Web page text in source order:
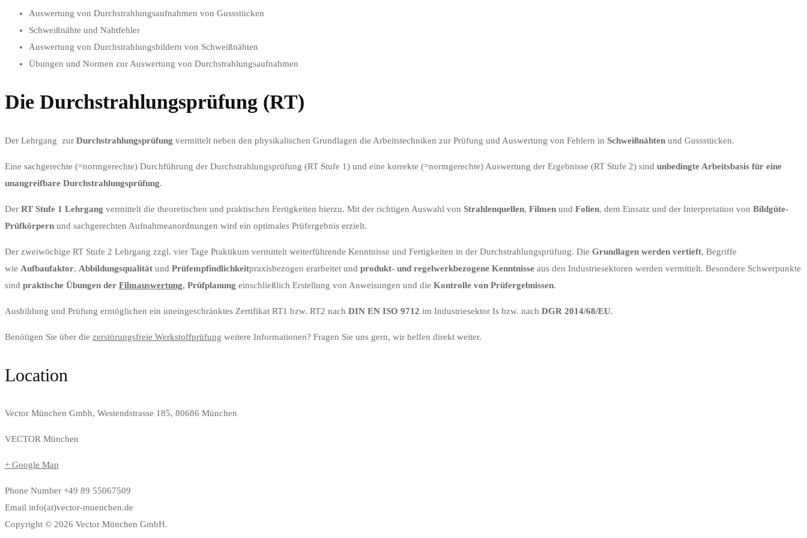
Auswertung von Durchstrahlungsaufnahmen von Gussstücken
Schweißnähte und Nahtfehler
Auswertung von Durchstrahlungsbildern von Schweißnähten
Übungen und Normen zur Auswertung von Durchstrahlungsaufnahmen
Die Durchstrahlungsprüfung (RT)
Der Lehrgang zur Durchstrahlungsprüfung vermittelt neben den physikalischen Grundlagen die Arbeitstechniken zur Prüfung und Auswertung von Fehlern in Schweißnähten und Gussstücken.
Eine sachgerechte (=normgerechte) Durchführung der Durchstrahlungsprüfung (RT Stufe 1) und eine korrekte (=normgerechte) Auswertung der Ergebnisse (RT Stufe 2) sind unbedingte Arbeitsbasis für eine
unangreifbare Durchstrahlungsprüfung.
Der RT Stufe 1 Lehrgang vermittelt die theoretischen und praktischen Fertigkeiten hierzu. Mit der richtigen Auswahl von Strahlenquellen, Filmen und Folien, dem Einsatz und der Interpretation von Bildgüte-
Prüfkörpern und sachgerechten Aufnahmeanordnungen wird ein optimales Prüfergebnis erzielt.
Der zweiwöchige RT Stufe 2 Lehrgang zzgl. vier Tage Praktikum vermittelt weiterführende Kenntnisse und Fertigkeiten in der Durchstrahlungsprüfung. Die Grundlagen werden vertieft, Begriffe
wie Aufbaufaktor, Abbildungsqualität und Prüfempfindlichkeitpraxisbezogen erarbeitet und produkt- und regelwerkbezogene Kenntnisse aus den Industriesektoren werden vermittelt. Besondere Schwerpunkte
sind praktische Übungen der Filmauswertung, Prüfplanung einschließlich Erstellung von Anweisungen und die Kontrolle von Prüfergebnissen.
Ausbildung und Prüfung ermöglichen ein uneingeschränktes Zertifikat RT1 bzw. RT2 nach DIN EN ISO 9712 im Industriesektor Is bzw. nach DGR 2014/68/EU.
Benötigen Sie über die zerstörungsfreie Werkstoffprüfung weitere Informationen? Fragen Sie uns gern, wir helfen direkt weiter.
Location
Vector München Gmbh, Westendstrasse 185, 80686 München
VECTOR München
+ Google Map
Phone Number +49 89 55067509
Email info(at)vector-muenchen.de
Copyright © 2026 Vector München GmbH.